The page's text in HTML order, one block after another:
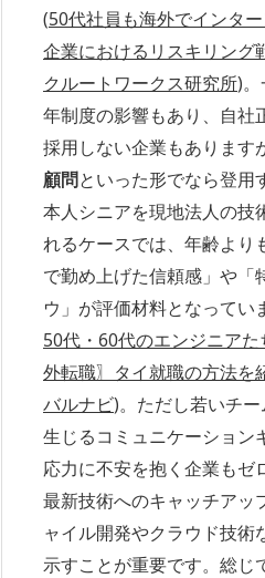
(50代社員も海外でインタ
企業におけるリスキリング
クルートワークス研究所)
年制度の影響もあり、自社
採用しない企業もあります
顧問といった形でなら登用
本人シニアを現地法人の技
れるケースでは、年齢より
で勤め上げた信頼感」や「
ウ」が評価材料となってい
50代・60代のエンジニア
外転職〗タイ就職の方法を
バルナビ)。ただし若いチ
生じるコミュニケーション
応力に不安を抱く企業もゼ
最新技術へのキャッチアッ
ャイル開発やクラウド技術
示すことが重要です。総じ